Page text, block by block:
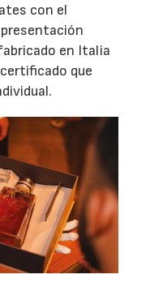
con el
en Italia
que